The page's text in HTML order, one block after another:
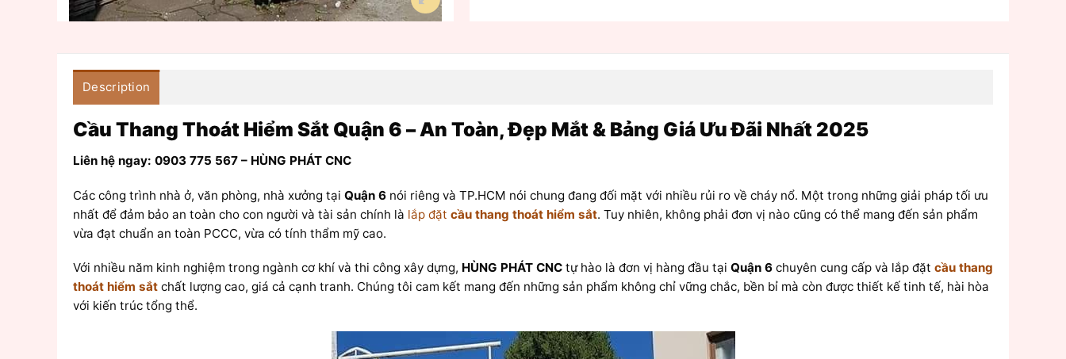
Description
Cầu Thang Thoát Hiểm Sắt Quận 6 – An Toàn, Đẹp Mắt & Bảng Giá Ưu Đãi Nhất 2025
Liên hệ ngay: 0903 775 567 – HÙNG PHÁT CNC
Các công trình nhà ở, văn phòng, nhà xưởng tại Quận 6 nói riêng và TP.HCM nói chung đang đối mặt với nhiều rủi ro về cháy nổ. Một trong những giải pháp tối ưu
nhất để đảm bảo an toàn cho con người và tài sản chính là lắp đặt cầu thang thoát hiểm sắt. Tuy nhiên, không phải đơn vị nào cũng có thể mang đến sản phẩm
vừa đạt chuẩn an toàn PCCC, vừa có tính thẩm mỹ cao.
Với nhiều năm kinh nghiệm trong ngành cơ khí và thi công xây dựng, HÙNG PHÁT CNC tự hào là đơn vị hàng đầu tại Quận 6 chuyên cung cấp và lắp đặt cầu thang
thoát hiểm sắt chất lượng cao, giá cả cạnh tranh. Chúng tôi cam kết mang đến những sản phẩm không chỉ vững chắc, bền bỉ mà còn được thiết kế tinh tế, hài hòa
với kiến trúc tổng thể.